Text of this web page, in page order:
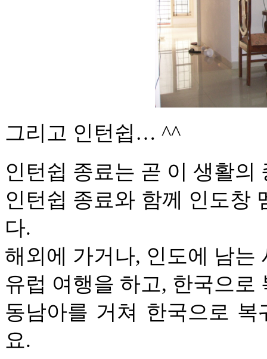
그리고 인턴쉽… ^^
인턴쉽 종료는 곧 이 생활의
인턴쉽 종료와 함께 인도창
다.
해외에 가거나, 인도에 남는
유럽 여행을 하고, 한국으로
동남아를 거쳐 한국으로
요.